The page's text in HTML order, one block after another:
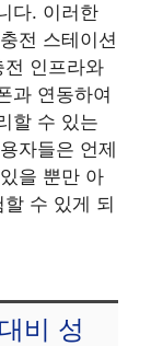
다. 이러한
전 스테이션
인프라와
과 연동하여
할 수 있는
자들은 언제
을 뿐만 아
수 있게 되
비 성